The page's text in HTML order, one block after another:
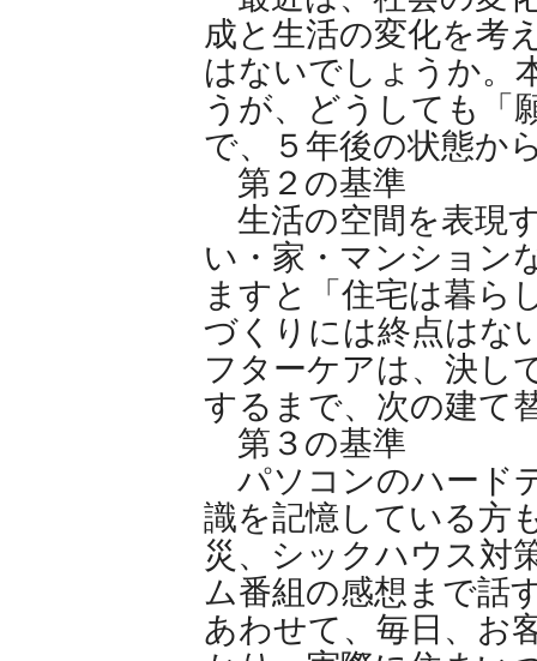
成と生活の変化を考
はないでしょうか。
うが、どうしても「
で、５年後の状態か
第２の基準
生活の空間を表現
い・家・マンション
ますと「住宅は暮ら
づくりには終点はな
フターケアは、決し
するまで、次の建て
第３の基準
パソコンのハード
識を記憶している方
災、シックハウス対
ム番組の感想まで話
あわせて、毎日、お